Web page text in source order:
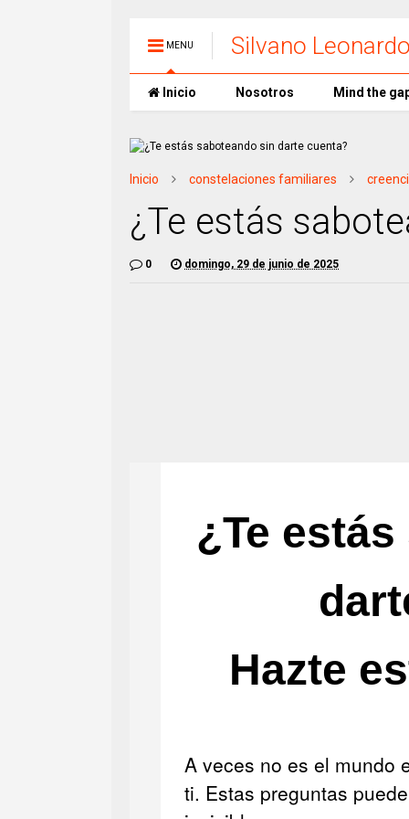
MENU Silvano
Inicio Nosotros Mind the
Inicio constelaciones familiares
¿Te estás
0 domingo, 29 de junio de 2025
¿Te
Hazte
A veces no es el mundo
ti. Estas preguntas